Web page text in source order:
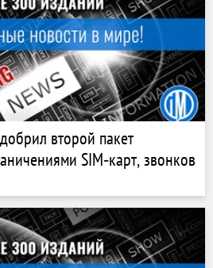
второй пакет
SIM‑карт, звонков